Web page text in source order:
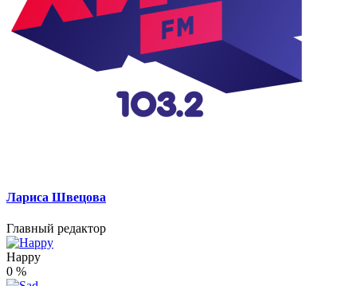
Лариса Швецова
Главный редактор
Happy
0 %